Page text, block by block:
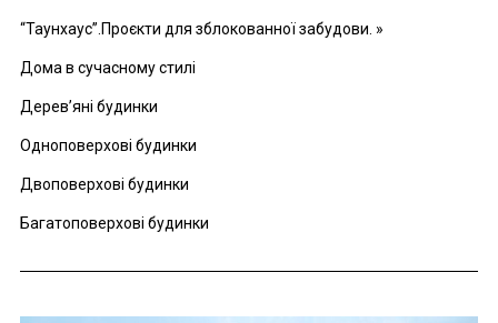
“Таунхаус”.Проєкти для зблокованної забудови. »
Дома в сучасному стилі
Дерев’яні будинки
Одноповерхові будинки
Двоповерхові будинки
Багатоповерхові будинки